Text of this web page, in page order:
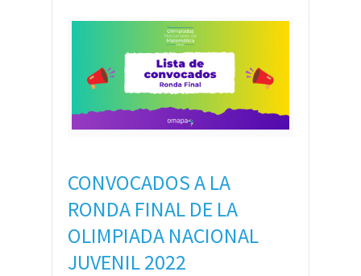
CONVOCADOS A LA
RONDA FINAL DE LA
OLIMPIADA NACIONAL
JUVENIL 2022